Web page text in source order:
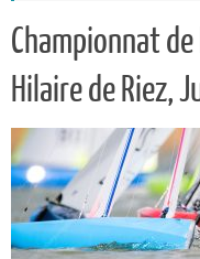
Championnat de
Hilaire de Riez,